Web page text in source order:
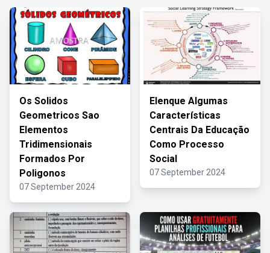
Os Solidos
Geometricos Sao
Elementos
Tridimensionais
Formados Por
Poligonos
07 September 2024
Elenque Algumas
Características
Centrais Da Educação
Como Processo
Social
07 September 2024